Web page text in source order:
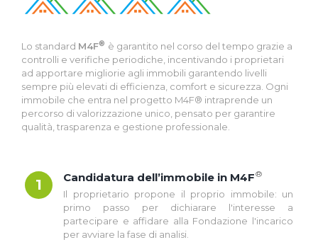
Lo standard M4F® è garantito nel corso del tempo grazie a
controlli e verifiche periodiche, incentivando i proprietari
ad apportare migliorie agli immobili garantendo livelli
sempre più elevati di efficienza, comfort e sicurezza. Ogni
immobile che entra nel progetto M4F® intraprende un
percorso di valorizzazione unico, pensato per garantire
qualità, trasparenza e gestione professionale.
1 Candidatura dell’immobile in M4F®
Il proprietario propone il proprio immobile: un
primo passo per dichiarare l'interesse a
partecipare e affidare alla Fondazione l'incarico
per avviare la fase di analisi.